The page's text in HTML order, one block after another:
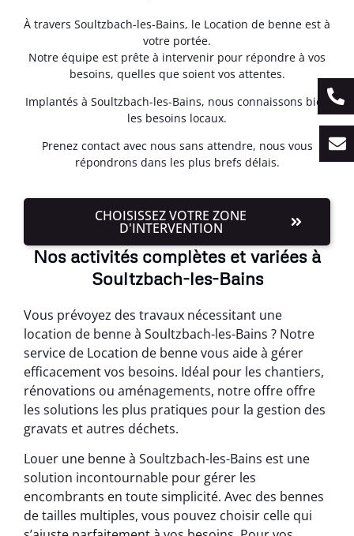
À travers Soultzbach-les-Bains, le Location de benne est à
votre portée.
Notre équipe est prête à intervenir pour répondre à vos
besoins, quelles que soient vos attentes.
Implantés à Soultzbach-les-Bains, nous connaissons bien
les besoins locaux.
Prenez contact avec nous sans attendre, nous vous
répondrons dans les plus brefs délais.
CHOISISSEZ VOTRE ZONE
D'INTERVENTION
Nos activités complètes et variées à
Soultzbach-les-Bains
Vous prévoyez des travaux nécessitant une
location de benne à Soultzbach-les-Bains ? Notre
service de Location de benne vous aide à gérer
efficacement vos besoins. Idéal pour les chantiers,
rénovations ou aménagements, notre offre offre
les solutions les plus pratiques pour la gestion des
gravats et autres déchets.
Louer une benne à Soultzbach-les-Bains est une
solution incontournable pour gérer les
encombrants en toute simplicité. Avec des bennes
de tailles multiples, vous pouvez choisir celle qui